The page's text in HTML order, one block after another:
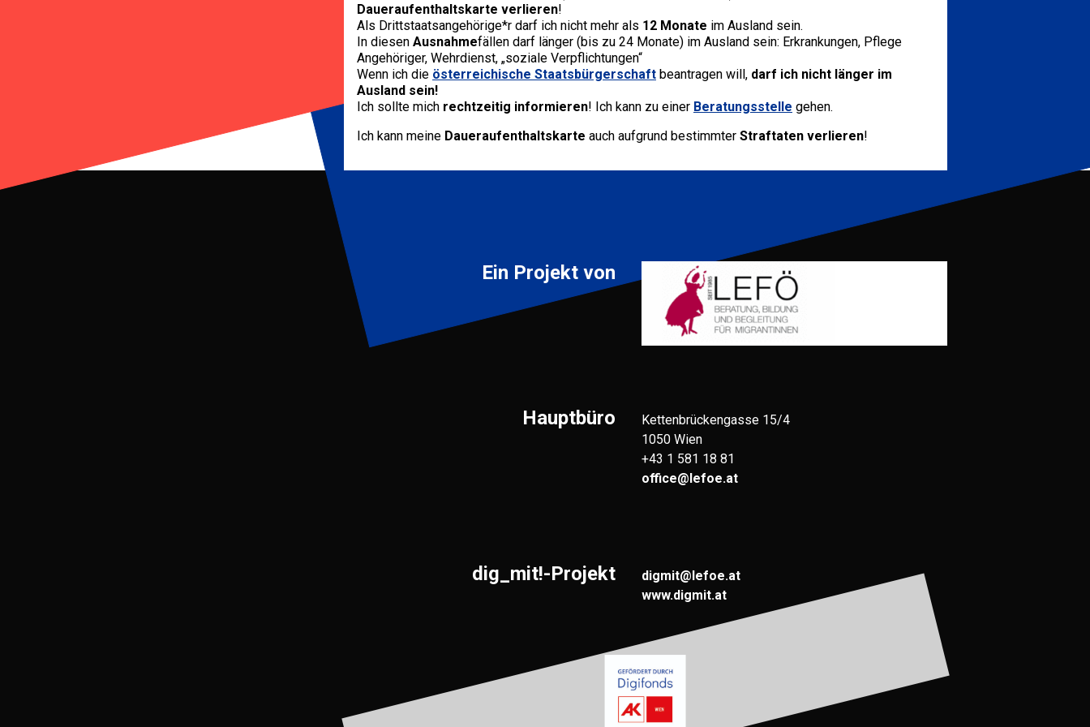
Daueraufenthaltskarte verlieren!
Als Drittstaatsangehörige*r darf ich nicht mehr als 12 Monate im Ausland sein.
In diesen Ausnahmefällen darf länger (bis zu 24 Monate) im Ausland sein: Erkrankungen, Pflege
Angehöriger, Wehrdienst, „soziale Verpflichtungen“
Wenn ich die österreichische Staatsbürgerschaft beantragen will, darf ich nicht länger im
Ausland sein!
Ich sollte mich rechtzeitig informieren! Ich kann zu einer Beratungsstelle gehen.
Ich kann meine Daueraufenthaltskarte auch aufgrund bestimmter Straftaten verlieren!
Ein Projekt von
Hauptbüro
Kettenbrückengasse 15/4
1050 Wien
+43 1 581 18 81
office@lefoe.at
dig_mit!-Projekt
digmit@lefoe.at
www.digmit.at